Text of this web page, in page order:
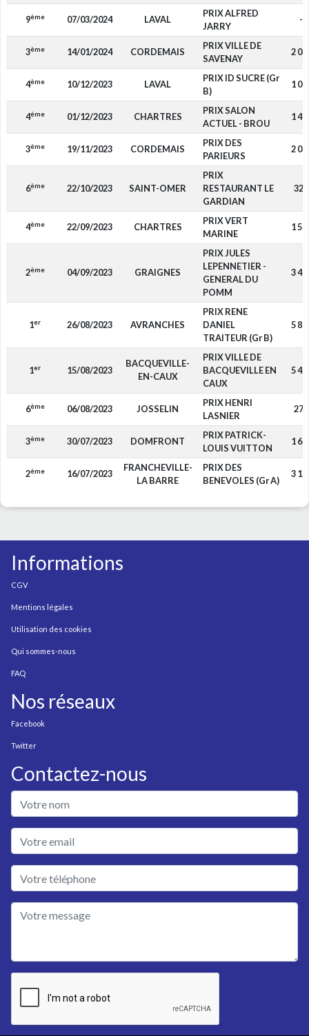
9ème 07/03/2024 LAVAL
PRIX ALFRED
JARRY
-
3ème 14/01/2024 CORDEMAIS
PRIX VILLE DE
SAVENAY
2
4ème 10/12/2023 LAVAL
PRIX ID SUCRE (Gr
B)
1
4ème 01/12/2023 CHARTRES
PRIX SALON
ACTUEL - BROU
1
3ème 19/11/2023 CORDEMAIS
PRIX DES
PARIEURS
2
6ème 22/10/2023 SAINT-OMER
PRIX
RESTAURANT LE
GARDIAN
320
4ème 22/09/2023 CHARTRES
PRIX VERT
MARINE
1
2ème 04/09/2023 GRAIGNES
PRIX JULES
LEPENNETIER -
GENERAL DU
POMM
3
1er 26/08/2023 AVRANCHES
PRIX RENE
DANIEL
TRAITEUR (Gr B)
5
1er 15/08/2023
BACQUEVILLE-
EN-CAUX
PRIX VILLE DE
BACQUEVILLE EN
CAUX
5
6ème 06/08/2023 JOSSELIN
PRIX HENRI
LASNIER
270
3ème 30/07/2023 DOMFRONT
PRIX PATRICK-
LOUIS VUITTON
1
2ème 16/07/2023
FRANCHEVILLE-
LA BARRE
PRIX DES
BENEVOLES (Gr A)
3
Informations
CGV
Mentions légales
Utilisation des cookies
Qui sommes-nous
FAQ
Nos réseaux
Facebook
Twitter
Contactez-nous